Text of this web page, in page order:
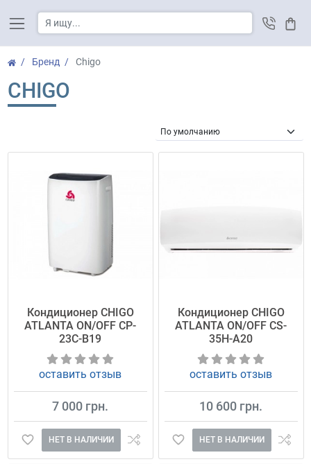
Бренд Chigo
CHIGO
Кондиционер CHIGO
ATLANTA ON/OFF CP-
23C-B19
оставить отзыв
7 000 грн.
НЕТ В НАЛИЧИИ
Кондиционер CHIGO
ATLANTA ON/OFF CS-
35H-A20
оставить отзыв
10 600 грн.
НЕТ В НАЛИЧИИ